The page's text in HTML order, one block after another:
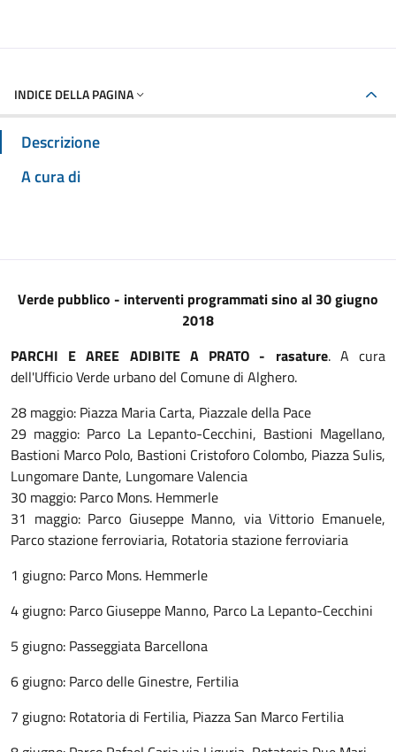
INDICE DELLA PAGINA
Descrizione
A cura di
Verde pubblico - interventi programmati sino al 30 giugno
2018
PARCHI E AREE ADIBITE A PRATO - rasature. A cura
dell'Ufficio Verde urbano del Comune di Alghero.
28 maggio: Piazza Maria Carta, Piazzale della Pace
29 maggio: Parco La Lepanto-Cecchini, Bastioni Magellano,
Bastioni Marco Polo, Bastioni Cristoforo Colombo, Piazza Sulis,
Lungomare Dante, Lungomare Valencia
30 maggio: Parco Mons. Hemmerle
31 maggio: Parco Giuseppe Manno, via Vittorio Emanuele,
Parco stazione ferroviaria, Rotatoria stazione ferroviaria
1 giugno: Parco Mons. Hemmerle
4 giugno: Parco Giuseppe Manno, Parco La Lepanto-Cecchini
5 giugno: Passeggiata Barcellona
6 giugno: Parco delle Ginestre, Fertilia
7 giugno: Rotatoria di Fertilia, Piazza San Marco Fertilia